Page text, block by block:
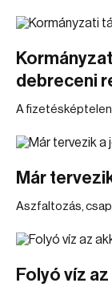
debreceni
A
Már
Aszfaltozás,
Folyó víz